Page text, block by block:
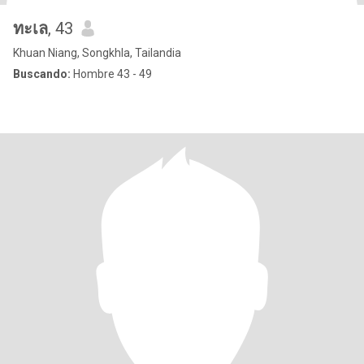
ทะเล, 43
Khuan Niang, Songkhla, Tailandia
Buscando: Hombre 43 - 49